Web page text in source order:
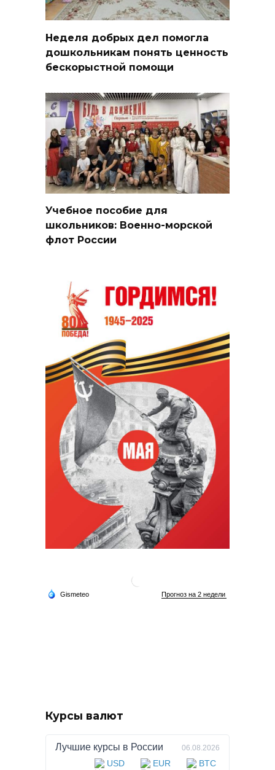
Неделя добрых дел помогла
дошкольникам понять ценность
бескорыстной помощи
Учебное пособие для
школьников: Военно-морской
флот России
Курсы валют
Лучшие курсы в России 06.08.2026
USD EUR BTC